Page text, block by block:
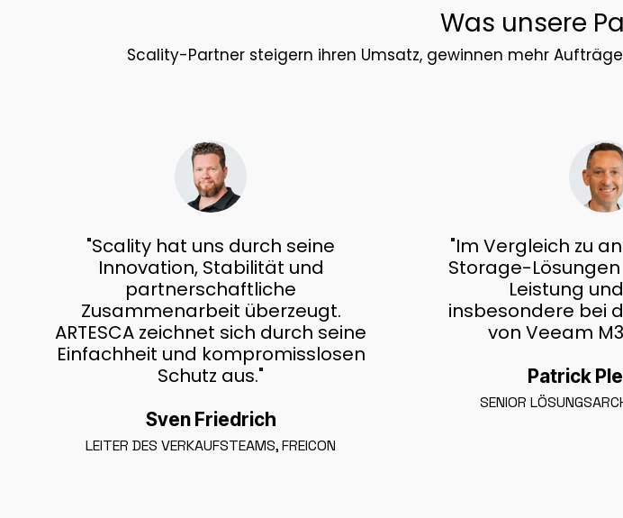
Was unsere
Scality-Partner steigern ihren Umsatz, gewinnen mehr
"Scality hat uns durch seine
Innovation, Stabilität und
partnerschaftliche
Zusammenarbeit überzeugt.
ARTESCA zeichnet sich durch seine
Einfachheit und kompromisslosen
Schutz aus."
Sven Friedrich
LEITER DES VERKAUFSTEAMS, FREICON
"Im Vergleich zu
Storage-Lösungen
Leistung
insbesondere bei
von Veeam
Patrick
SENIOR